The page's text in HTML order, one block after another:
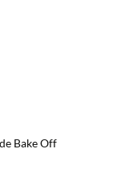
Bake Off